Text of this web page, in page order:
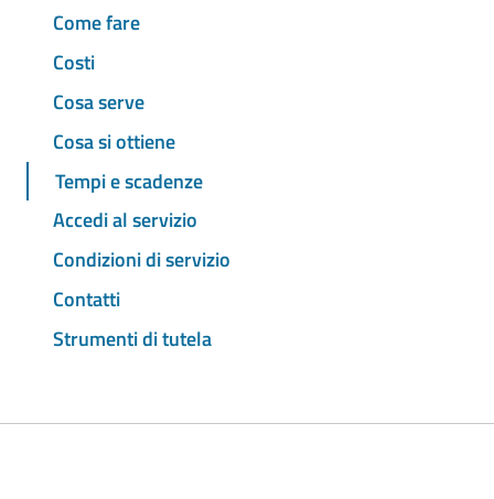
Come fare
Costi
Cosa serve
Cosa si ottiene
Tempi e scadenze
Accedi al servizio
Condizioni di servizio
Contatti
Strumenti di tutela